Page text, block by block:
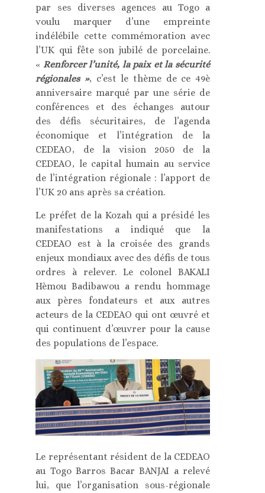
par ses diverses agences au Togo a
voulu marquer d’une empreinte
indélébile cette commémoration avec
l’UK qui fête son jubilé de porcelaine.
« Renforcer l’unité, la paix et la sécurité
régionales », c’est le thème de ce 49è
anniversaire marqué par une série de
conférences et des échanges autour
des défis sécuritaires, de l’agenda
économique et l’intégration de la
CEDEAO, de la vision 2050 de la
CEDEAO, le capital humain au service
de l’intégration régionale : l’apport de
l’UK 20 ans après sa création.
Le préfet de la Kozah qui a présidé les
manifestations a indiqué que la
CEDEAO est à la croisée des grands
enjeux mondiaux avec des défis de tous
ordres à relever. Le colonel BAKALI
Hèmou Badibawou a rendu hommage
aux pères fondateurs et aux autres
acteurs de la CEDEAO qui ont œuvré et
qui continuent d’œuvrer pour la cause
des populations de l’espace.
Le représentant résident de la CEDEAO
au Togo Barros Bacar BANJAI a relevé
lui, que l’organisation sous-régionale